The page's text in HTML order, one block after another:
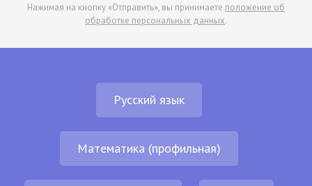
Нажимая на кнопку «Отправить», вы принимаете положение об
обработке персональных данных.
Русский язык
Математика (профильная)